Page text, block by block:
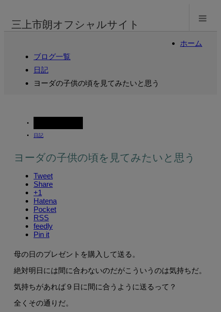
三上市朗オフシャルサイト
ホーム
ブログ一覧
日記
ヨーダの子供の頃を見てみたいと思う
日記
ヨーダの子供の頃を見てみたいと思う
Tweet
Share
+1
Hatena
Pocket
RSS
feedly
Pin it
母の日のプレゼントを購入して送る。
絶対明日には間に合わないのだがこういうのは気持ちだ。
気持ちがあれば９日に間に合うように送るって？
全くその通りだ。